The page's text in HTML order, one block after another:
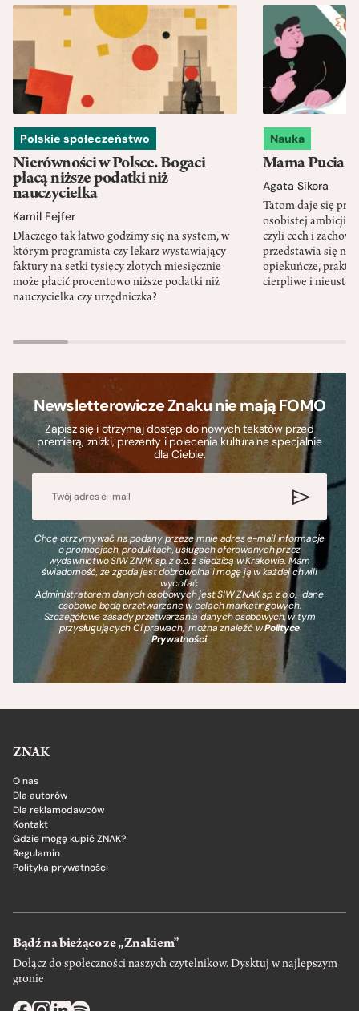
Polskie społeczeństwo
Nierówności w Polsce. Bogaci
płacą niższe podatki niż
nauczycielka
Kamil Fejfer
Dlaczego tak łatwo godzimy się na system, w
którym programista czy lekarz wystawiający
faktury na setki tysięcy złotych miesięcznie
może płacić procentowo niższe podatki niż
nauczycielka czy urzędniczka?
Nauka
Mama Pucia
Agata Sikora
Tatom daje się
osobistej ambicji,
czyli cech i
przedstawia się
opiekuńcze,
cierpliwe i
Newsletterowicze Znaku nie mają FOMO
Zapisz się i otrzymaj dostęp do nowych tekstów przed
premierą, zniżki, prezenty i polecenia kulturalne specjalnie
dla Ciebie.
Chcę otrzymywać na podany przeze mnie adres e-mail informacje
o promocjach, produktach, usługach oferowanych przez
wydawnictwo SIW ZNAK sp. z o.o. z siedzibą w Krakowie. Mam
świadomość, że zgoda jest dobrowolna i mogę ją w każdej chwili
wycofać.
Administratorem danych osobowych jest SIW ZNAK sp. z o.o., dane
osobowe będą przetwarzane w celach marketingowych.
Szczegółowe zasady przetwarzania danych osobowych, w tym
przysługujących Ci prawach, można znaleźć wPolityce
Prywatności.
ZNAK
O nas
Dla autorów
Dla reklamodawców
Kontakt
Gdzie mogę kupić ZNAK?
Regulamin
Polityka prywatności
Bądź na bieżąco ze „Znakiem”
Dołącz do społeczności naszych czytelnikow. Dysktuj w najlepszym
gronie